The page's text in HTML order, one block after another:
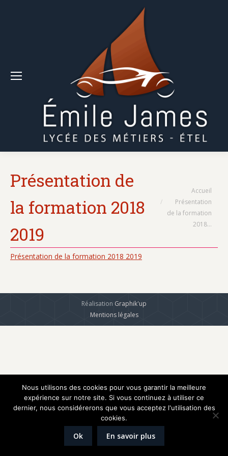
Présentation de
la formation 2018
2019
Vous êtes ici :Accueil
Présentation
de la formation
2018…
Présentation de la formation 2018 2019
Réalisation Graphik'up
Mentions légales
Nous utilisons des cookies pour vous garantir la meilleure
expérience sur notre site. Si vous continuez à utiliser ce
dernier, nous considérerons que vous acceptez l'utilisation des
cookies.
Ok En savoir plus